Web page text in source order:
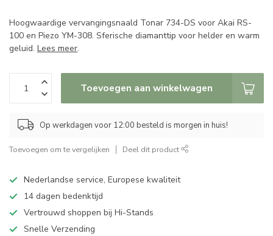
Hoogwaardige vervangingsnaald Tonar 734-DS voor Akai RS-
100 en Piezo YM-308. Sferische diamanttip voor helder en warm
geluid. Lees meer.
Toevoegen aan winkelwagen
Op werkdagen voor 12:00 besteld is morgen in huis!
Toevoegen om te vergelijken Deel dit product
Nederlandse service, Europese kwaliteit
14 dagen bedenktijd
Vertrouwd shoppen bij Hi-Stands
Snelle Verzending